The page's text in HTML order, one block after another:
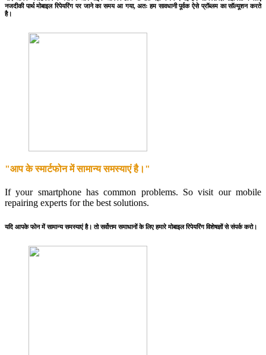
नजदीकी पार्थ मोबाइल रिपेयरिंग पर जाने का समय आ गया, अतः हम सावधानी पूर्वक ऐसे प्रॉब्लम का सॉल्यूशन करते
है।
"आप के स्मार्टफोन में सामान्य समस्याएं है।"
If your smartphone has common problems. So visit our mobile
repairing experts for the best solutions.
यदि आपके फोन में सामान्य समस्याएं है। तो सर्वोत्तम समाधानों के लिए हमारे मोबाइल रिपेयरिंग विशेषज्ञों से संपर्क करो।